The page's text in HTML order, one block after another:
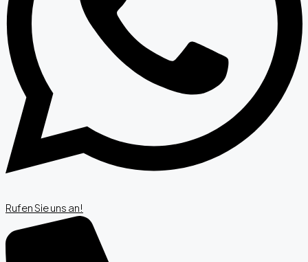
Rufen Sie uns an!